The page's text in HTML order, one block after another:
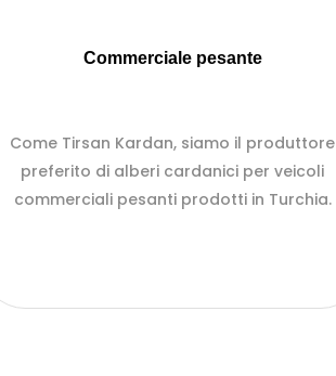
Commerciale pesante
Come Tirsan Kardan, siamo il produttore
preferito di alberi cardanici per veicoli
commerciali pesanti prodotti in Turchia.